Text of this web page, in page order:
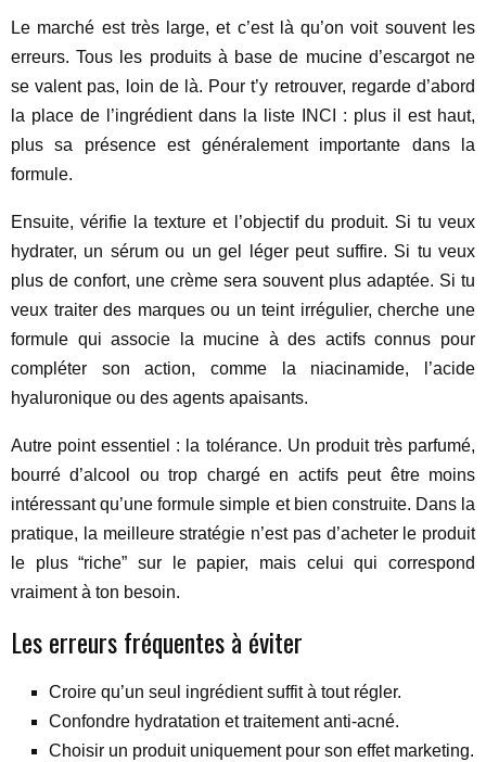
Le marché est très large, et c’est là qu’on voit souvent les
erreurs. Tous les produits à base de mucine d’escargot ne
se valent pas, loin de là. Pour t’y retrouver, regarde d’abord
la place de l’ingrédient dans la liste INCI : plus il est haut,
plus sa présence est généralement importante dans la
formule.
Ensuite, vérifie la texture et l’objectif du produit. Si tu veux
hydrater, un sérum ou un gel léger peut suffire. Si tu veux
plus de confort, une crème sera souvent plus adaptée. Si tu
veux traiter des marques ou un teint irrégulier, cherche une
formule qui associe la mucine à des actifs connus pour
compléter son action, comme la niacinamide, l’acide
hyaluronique ou des agents apaisants.
Autre point essentiel : la tolérance. Un produit très parfumé,
bourré d’alcool ou trop chargé en actifs peut être moins
intéressant qu’une formule simple et bien construite. Dans la
pratique, la meilleure stratégie n’est pas d’acheter le produit
le plus “riche” sur le papier, mais celui qui correspond
vraiment à ton besoin.
Les erreurs fréquentes à éviter
Croire qu’un seul ingrédient suffit à tout régler.
Confondre hydratation et traitement anti-acné.
Choisir un produit uniquement pour son effet marketing.